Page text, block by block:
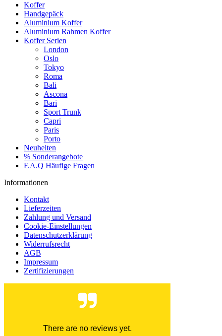
Koffer
Handgepäck
Aluminium Koffer
Aluminium Rahmen Koffer
Koffer Serien
London
Oslo
Tokyo
Roma
Bali
Ascona
Bari
Sport Trunk
Capri
Paris
Porto
Neuheiten
% Sonderangebote
F.A.Q Häufige Fragen
Informationen
Kontakt
Lieferzeiten
Zahlung und Versand
Cookie-Einstellungen
Datenschutzerklärung
Widerrufsrecht
AGB
Impressum
Zertifizierungen
There are no reviews yet.